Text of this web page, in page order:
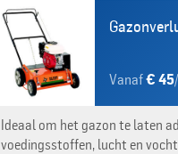
Vanaf€ 45
Ideaal om het gazon te laten
voedingsstoffen, lucht en